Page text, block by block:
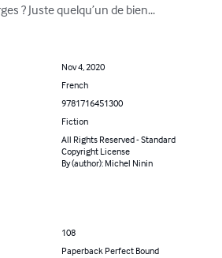
? Juste quelqu’un de bien...
Nov 4, 2020
French
9781716451300
Fiction
All Rights Reserved - Standard
Copyright License
By (author): Michel Ninin
108
Paperback Perfect Bound